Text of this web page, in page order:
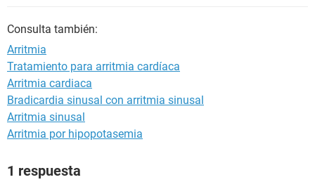
Consulta también:
Arritmia
Tratamiento para arritmia cardíaca
Arritmia cardiaca
Bradicardia sinusal con arritmia sinusal
Arritmia sinusal
Arritmia por hipopotasemia
1 respuesta